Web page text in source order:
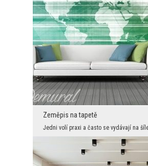
Zeměpis na tapetě